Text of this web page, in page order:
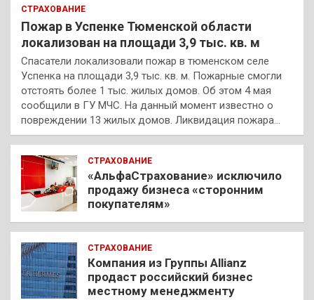
СТРАХОВАНИЕ
Пожар в Успенке Тюменской области
локализован на площади 3,9 тыс. кв. м
Спасатели локализовали пожар в тюменском селе
Успенка на площади 3,9 тыс. кв. м. Пожарные смогли
отстоять более 1 тыс. жилых домов. Об этом 4 мая
сообщили в ГУ МЧС. На данный момент известно о
повреждении 13 жилых домов. Ликвидация пожара…
СТРАХОВАНИЕ
«АльфаСтрахование» исключило
продажу бизнеса «сторонним
покупателям»
СТРАХОВАНИЕ
Компания из Группы Allianz
продаст российский бизнес
местному менеджменту